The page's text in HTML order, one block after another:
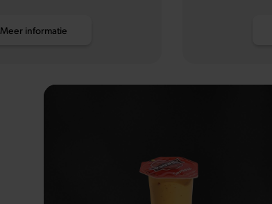
Meer informatie